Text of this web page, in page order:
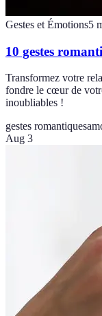
Gestes et Émotions5
10 gestes
Transformez votre
fondre le cœur de
inoubliables !
gestes romantiques
Aug 3